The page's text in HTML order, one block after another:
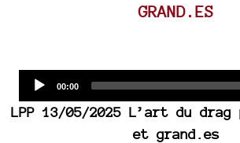
GRAND.ES
Current
00:00
LPP 13/05/2025 L’art du
et grand.es